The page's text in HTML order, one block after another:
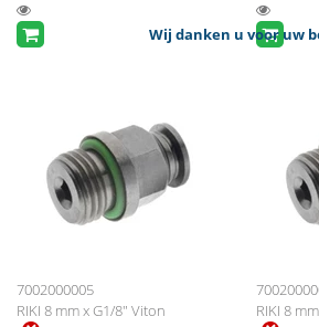
Wij danken u voor uw
7002000005
RIKI 8 mm x G1/8" Viton
RIKI 8